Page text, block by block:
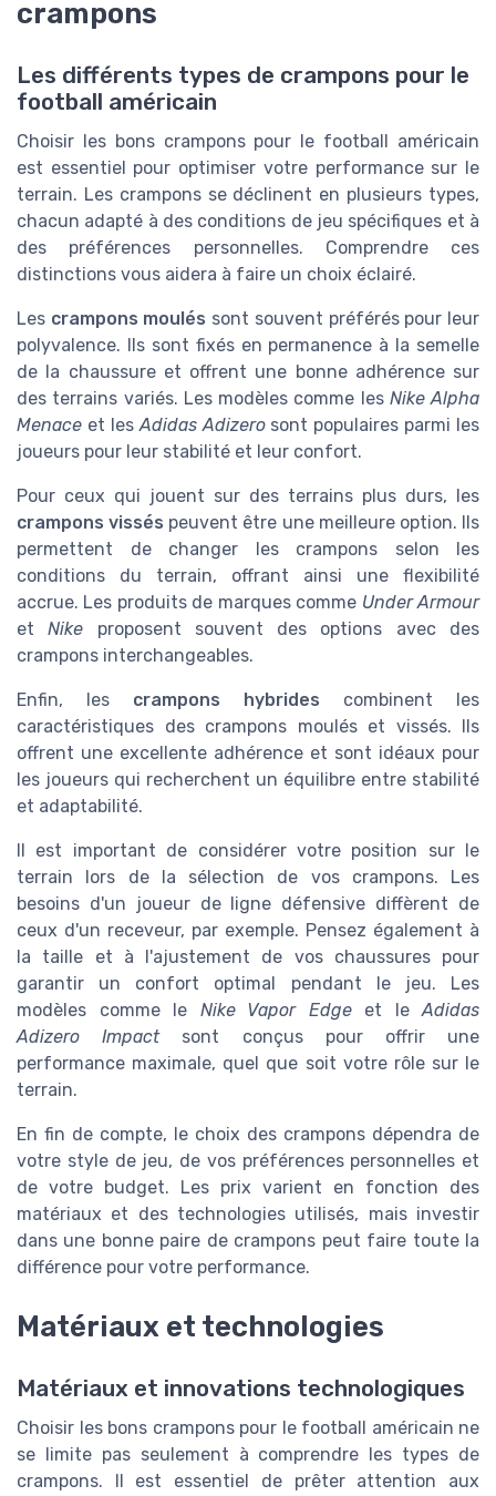
crampons
Les différents types de crampons pour le
football américain
Choisir les bons crampons pour le football américain
est essentiel pour optimiser votre performance sur le
terrain. Les crampons se déclinent en plusieurs types,
chacun adapté à des conditions de jeu spécifiques et à
des préférences personnelles. Comprendre ces
distinctions vous aidera à faire un choix éclairé.
Les crampons moulés sont souvent préférés pour leur
polyvalence. Ils sont fixés en permanence à la semelle
de la chaussure et offrent une bonne adhérence sur
des terrains variés. Les modèles comme les Nike Alpha
Menace et les Adidas Adizerosont populaires parmi les
joueurs pour leur stabilité et leur confort.
Pour ceux qui jouent sur des terrains plus durs, les
crampons vissés peuvent être une meilleure option. Ils
permettent de changer les crampons selon les
conditions du terrain, offrant ainsi une flexibilité
accrue. Les produits de marques comme Under Armour
etNike proposent souvent des options avec des
crampons interchangeables.
Enfin, les crampons hybrides combinent les
caractéristiques des crampons moulés et vissés. Ils
offrent une excellente adhérence et sont idéaux pour
les joueurs qui recherchent un équilibre entre stabilité
et adaptabilité.
Il est important de considérer votre position sur le
terrain lors de la sélection de vos crampons. Les
besoins d'un joueur de ligne défensive diffèrent de
ceux d'un receveur, par exemple. Pensez également à
la taille et à l'ajustement de vos chaussures pour
garantir un confort optimal pendant le jeu. Les
modèles comme le Nike Vapor Edgeet le Adidas
Adizero Impactsont conçus pour offrir une
performance maximale, quel que soit votre rôle sur le
terrain.
En fin de compte, le choix des crampons dépendra de
votre style de jeu, de vos préférences personnelles et
de votre budget. Les prix varient en fonction des
matériaux et des technologies utilisés, mais investir
dans une bonne paire de crampons peut faire toute la
différence pour votre performance.
Matériaux et technologies
Matériaux et innovations technologiques
Choisir les bons crampons pour le football américain ne
se limite pas seulement à comprendre les types de
crampons. Il est essentiel de prêter attention aux